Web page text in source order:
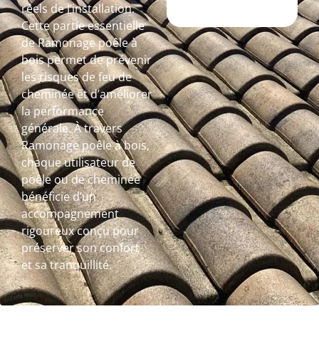
réels de l’installation.
Cette partie essentielle
de Ramonage poêle à
bois permet de prévenir
les risques de feu de
cheminée et d’améliorer
la performance
générale. À travers
Ramonage poêle à bois,
chaque utilisateur de
poêle ou de cheminée
bénéficie d’un
accompagnement
rigoureux conçu pour
préserver son confort
et sa tranquillité.